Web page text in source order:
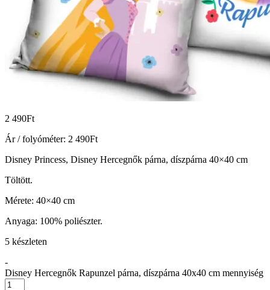
2 490Ft
Ár / folyóméter: 2 490Ft
Disney Princess, Disney Hercegnők párna, díszpárna 40×40 cm
Töltött.
Mérete: 40×40 cm
Anyaga: 100% poliészter.
5 készleten
-
Disney Hercegnők Rapunzel párna, díszpárna 40x40 cm mennyiség